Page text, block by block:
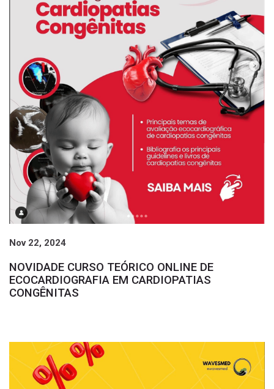
Página 5
Próxima página
Nov 22, 2024
NOVIDADE CURSO TEÓRICO ONLINE DE
ECOCARDIOGRAFIA EM CARDIOPATIAS
CONGÊNITAS